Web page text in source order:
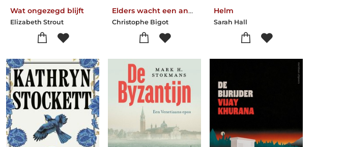
Wat ongezegd blijft
Elizabeth Strout
Elders wacht een ander op me
Christophe Bigot
Helm
Sarah Hall